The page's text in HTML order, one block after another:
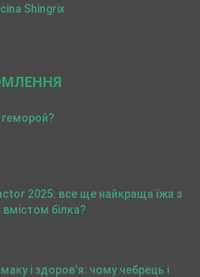
Shingrix
2025: все ще найкраща їжа з
білка?
і здоров’я: чому чебрець і